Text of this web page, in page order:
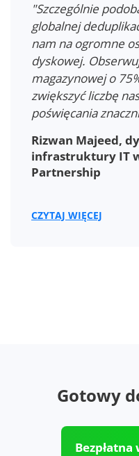
"Szczególnie
globalnej
nam na ogromne
dyskowej.
magazynowej o
zwiększyć liczbę
poświęcania
Rizwan Majeed,
infrastruktury IT
Partnership
CZYTAJ WIĘCEJ
Gotowy